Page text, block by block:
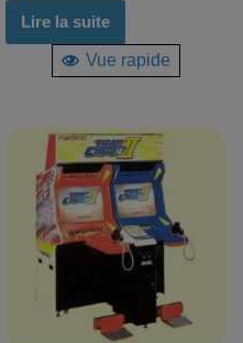
Lire la suite
Vue rapide